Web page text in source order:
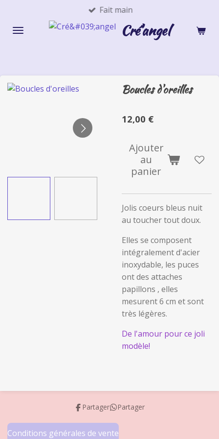
contenu
Cré'angel
Fait main
Boucles d'oreilles
12,00 €
Ajouter
au
panier
Jolis coeurs bleus nuit
au toucher tout doux.
Elles se composent
intégralement d'acier
inoxydable, les puces
ont des attaches
papillons , elles
mesurent 6 cm et sont
très légères.
De l'amour pour ce joli
modèle!
Partager Partager
Conditions générales de vente